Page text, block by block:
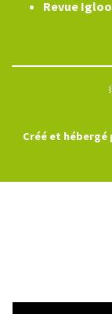
Revue
Créé et hébergé